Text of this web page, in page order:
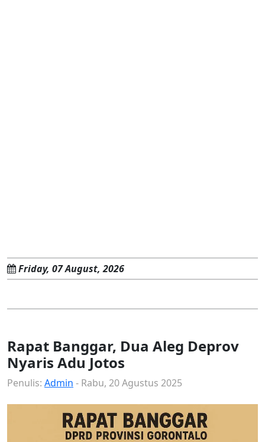
Friday, 07 August, 2026
Rapat Banggar, Dua Aleg Deprov
Nyaris Adu Jotos
Penulis: Admin - Rabu, 20 Agustus 2025